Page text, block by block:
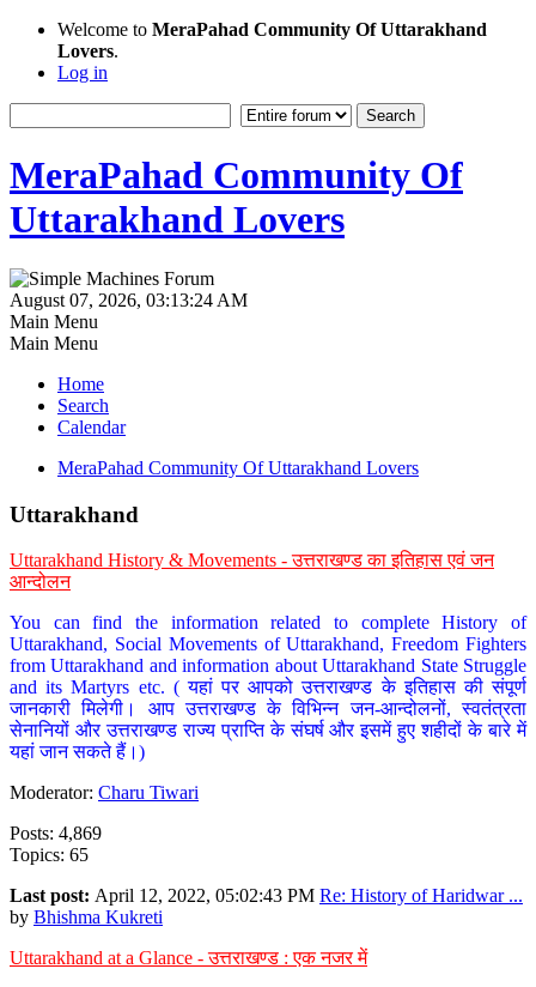
Welcome to MeraPahad Community Of Uttarakhand
Lovers.
Log in
MeraPahad Community Of
Uttarakhand Lovers
August 07, 2026, 03:13:24 AM
Main Menu
Main Menu
Home
Search
Calendar
MeraPahad Community Of Uttarakhand Lovers
Uttarakhand
Uttarakhand History & Movements - उत्तराखण्ड का इतिहास एवं जन
आन्दोलन
You can find the information related to complete History of
Uttarakhand, Social Movements of Uttarakhand, Freedom Fighters
from Uttarakhand and information about Uttarakhand State Struggle
and its Martyrs etc. ( यहां पर आपको उत्तराखण्ड के इतिहास की संपूर्ण
जानकारी मिलेगी। आप उत्तराखण्ड के विभिन्न जन-आन्दोलनों, स्वतंत्रता
सेनानियों और उत्तराखण्ड राज्य प्राप्ति के संघर्ष और इसमें हुए शहीदों के बारे में
यहां जान सकते हैं।)
Moderator: Charu Tiwari
Posts: 4,869
Topics: 65
Last post: April 12, 2022, 05:02:43 PM Re: History of Haridwar ...
by Bhishma Kukreti
Uttarakhand at a Glance - उत्तराखण्ड : एक नजर में